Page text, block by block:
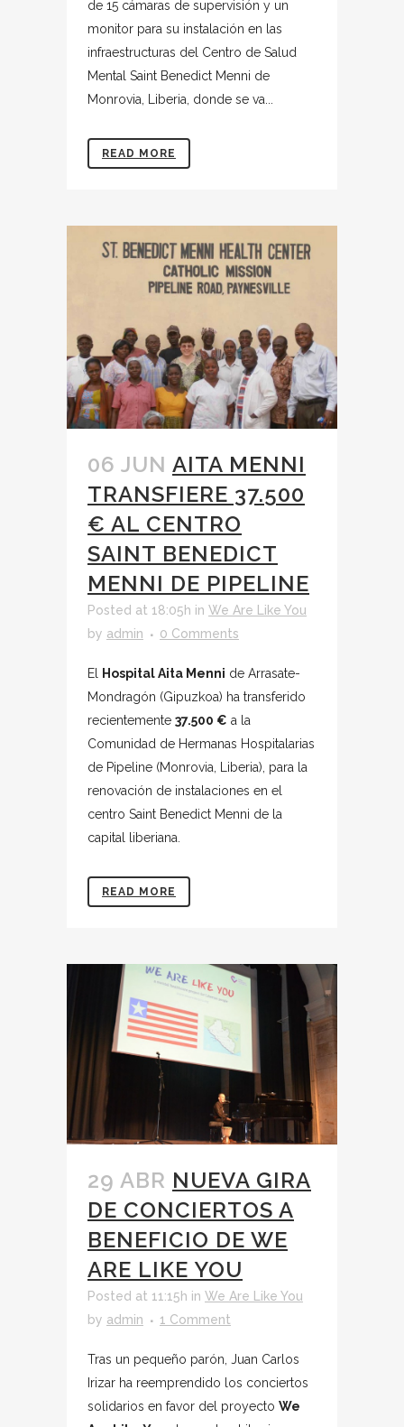
de 15 cámaras de supervisión y un
monitor para su instalación en las
infraestructuras del Centro de Salud
Mental Saint Benedict Menni de
Monrovia, Liberia, donde se va...
READ MORE
06 JUN AITA MENNI
TRANSFIERE 37.500
€ AL CENTRO
SAINT BENEDICT
MENNI DE PIPELINE
Posted at 18:05h in We Are Like You
by admin 0 Comments
El Hospital Aita Menni de Arrasate-
Mondragón (Gipuzkoa) ha transferido
recientemente 37.500 € a la
Comunidad de Hermanas Hospitalarias
de Pipeline (Monrovia, Liberia), para la
renovación de instalaciones en el
centro Saint Benedict Menni de la
capital liberiana.
READ MORE
29 ABR NUEVA GIRA
DE CONCIERTOS A
BENEFICIO DE WE
ARE LIKE YOU
Posted at 11:15h in We Are Like You
by admin 1 Comment
Tras un pequeño parón, Juan Carlos
Irizar ha reemprendido los conciertos
solidarios en favor del proyecto We